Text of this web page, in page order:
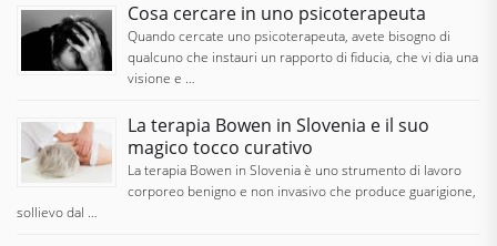
Cosa cercare in uno psicoterapeuta
Quando cercate uno psicoterapeuta, avete bisogno di
qualcuno che instauri un rapporto di fiducia, che vi dia una
visione e …
La terapia Bowen in Slovenia e il suo
magico tocco curativo
La terapia Bowen in Slovenia è uno strumento di lavoro
corporeo benigno e non invasivo che produce guarigione,
sollievo dal …